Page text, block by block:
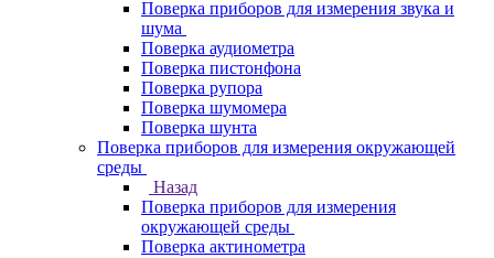
Поверка приборов для измерения звука и
шума
Поверка аудиометра
Поверка пистонфона
Поверка рупора
Поверка шумомера
Поверка шунта
Поверка приборов для измерения окружающей
среды
Назад
Поверка приборов для измерения
окружающей среды
Поверка актинометра